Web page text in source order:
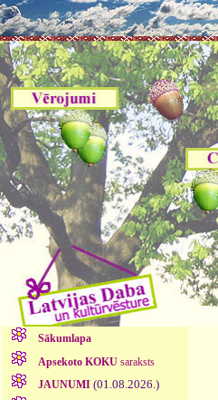
Sākumlapa
Apsekoto KOKUsaraksts
JAUNUMI (01.08.2026.)